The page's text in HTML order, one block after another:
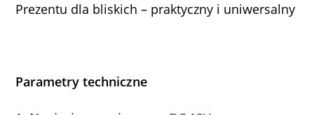
Prezentu dla bliskich – praktyczny i uniwersalny
Parametry techniczne